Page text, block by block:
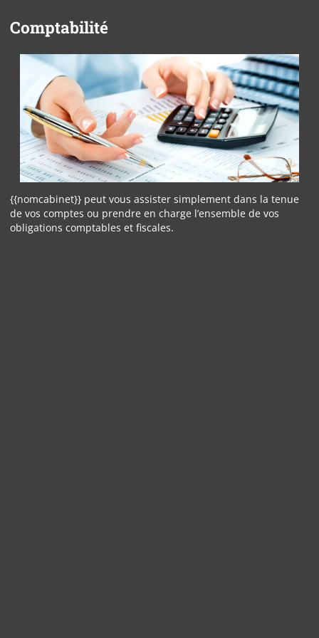
Comptabilité
{{nomcabinet}} peut vous assister simplement dans la tenue
de vos comptes ou prendre en charge l’ensemble de vos
obligations comptables et fiscales.